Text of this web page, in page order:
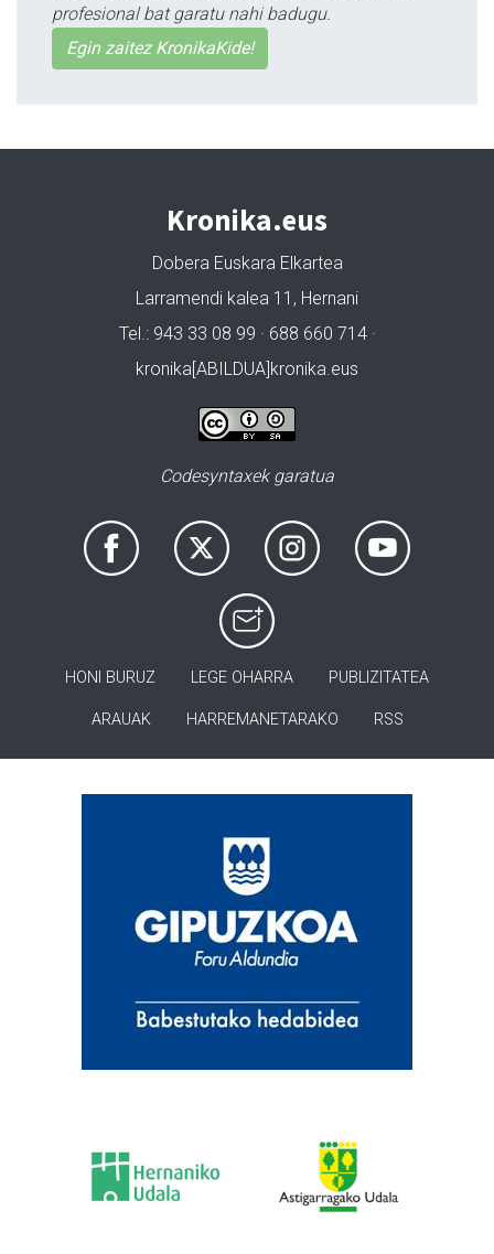
profesional bat garatu nahi badugu.
Egin zaitez KronikaKide!
Kronika.eus
Dobera Euskara Elkartea
Larramendi kalea 11, Hernani
Tel.: 943 33 08 99 · 688 660 714 ·
kronika[ABILDUA]kronika.eus
Codesyntaxek garatua
HONI BURUZ LEGE OHARRA PUBLIZITATEA
ARAUAK HARREMANETARAKO RSS